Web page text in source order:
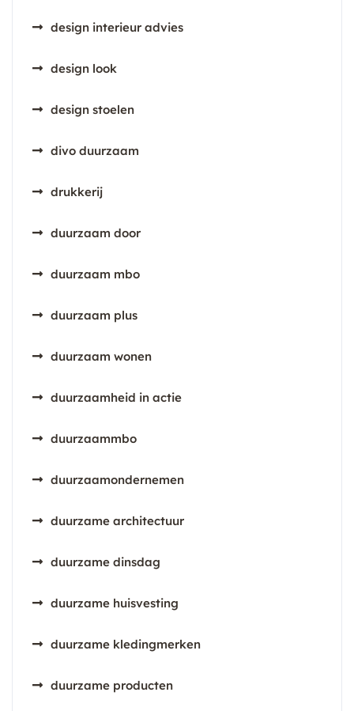
design interieur advies
design look
design stoelen
divo duurzaam
drukkerij
duurzaam door
duurzaam mbo
duurzaam plus
duurzaam wonen
duurzaamheid in actie
duurzaammbo
duurzaamondernemen
duurzame architectuur
duurzame dinsdag
duurzame huisvesting
duurzame kledingmerken
duurzame producten